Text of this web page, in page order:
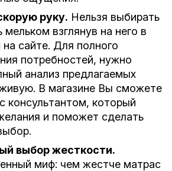
руку. Нельзя выбирать
взглянув на него в
на сайте. Для полного
потребностей, нужно
анализ предлагаемых
В магазине Вы сможете
консультантом, который
и поможет сделать
выбор жесткости.
миф: чем жестче матрас